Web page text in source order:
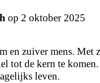
op 2 oktober 2025
en zuiver mens.
tot de kern te
leven.